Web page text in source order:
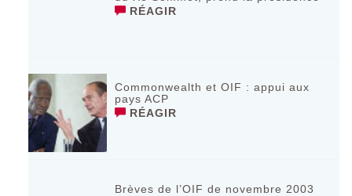
RÉAGIR
Commonwealth et OIF : appui aux
pays ACP
RÉAGIR
Brèves de l’OIF de novembre 2003